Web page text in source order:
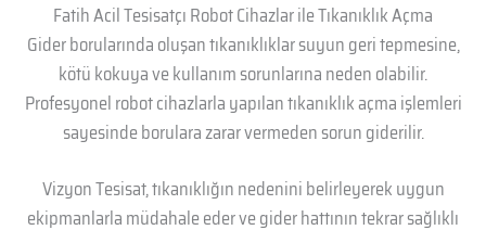
Fatih Acil Tesisatçı Robot Cihazlar ile Tıkanıklık Açma
Gider borularında oluşan tıkanıklıklar suyun geri tepmesine,
kötü kokuya ve kullanım sorunlarına neden olabilir.
Profesyonel robot cihazlarla yapılan tıkanıklık açma işlemleri
sayesinde borulara zarar vermeden sorun giderilir.
Vizyon Tesisat, tıkanıklığın nedenini belirleyerek uygun
ekipmanlarla müdahale eder ve gider hattının tekrar sağlıklı